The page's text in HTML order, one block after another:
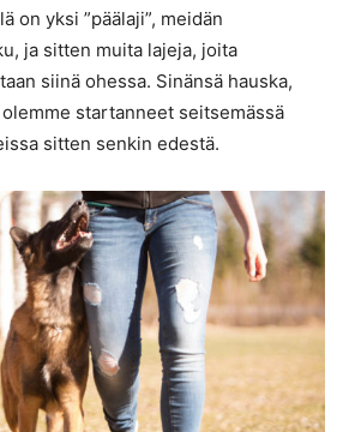
on yksi ”päälaji”, meidän
ja sitten muita lajeja, joita
siinä ohessa. Sinänsä hauska,
startanneet seitsemässä
sitten senkin edestä.